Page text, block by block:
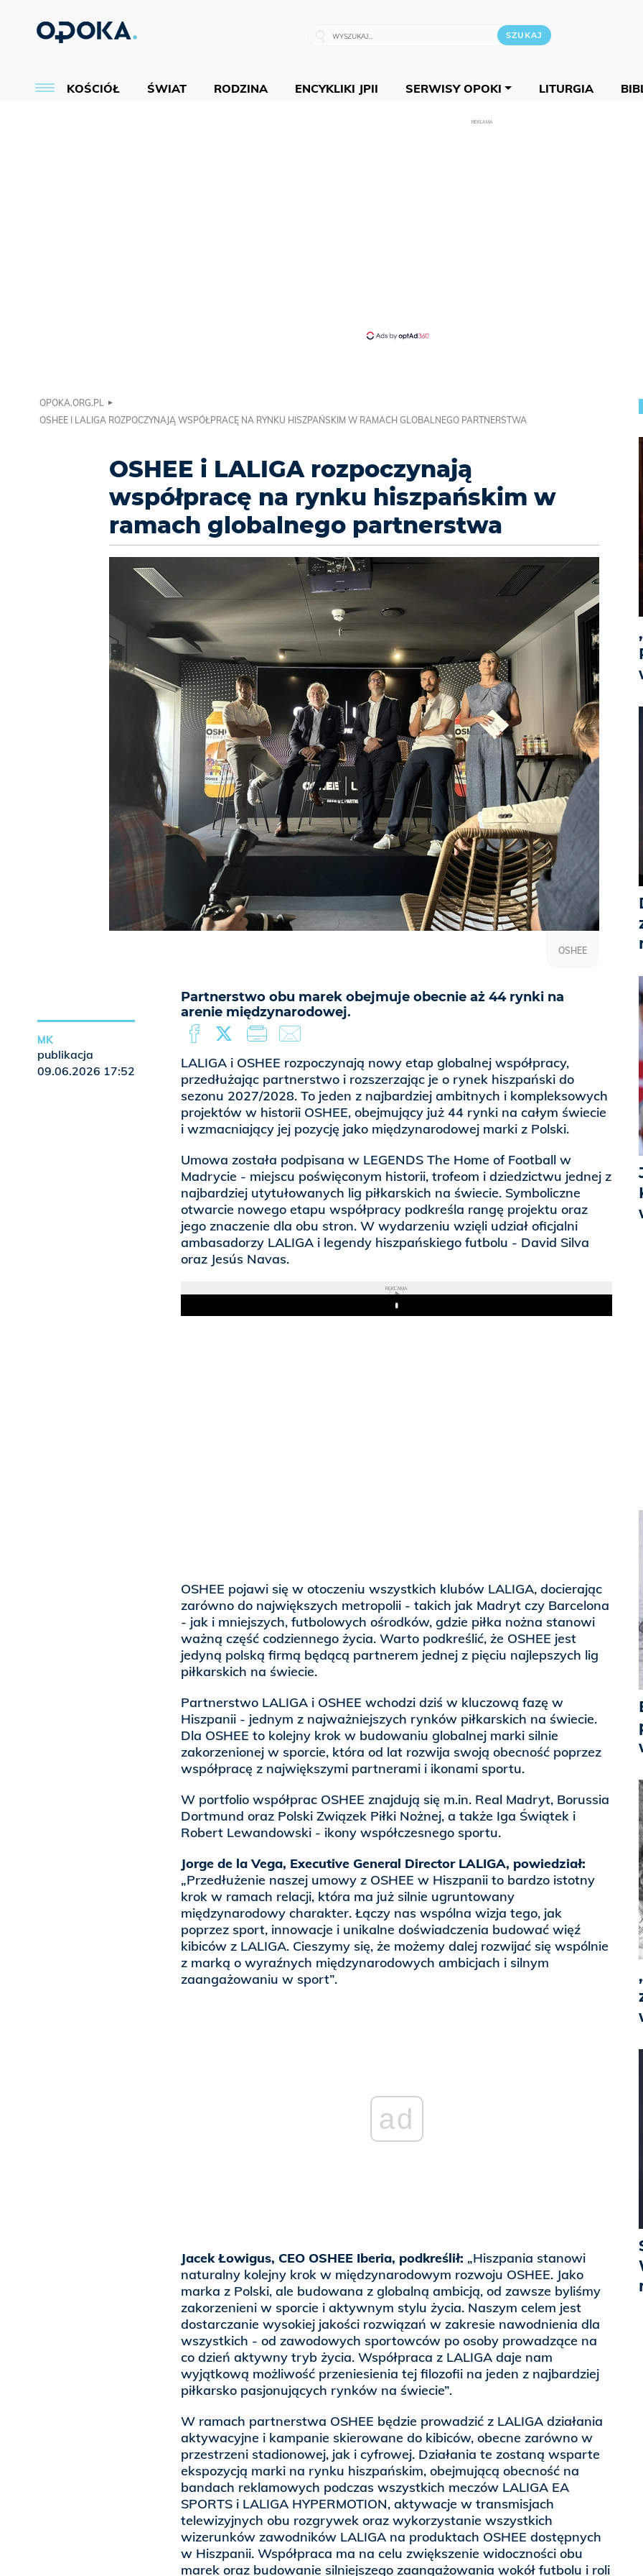
KOŚCIÓŁ ŚWIAT RODZINA ENCYKLIKI JPII SERWISY OPOKI LITURGIA
REKLAMA
OPOKA.ORG.PL
OSHEE I LALIGA ROZPOCZYNAJĄ WSPÓŁPRACĘ NA RYNKU HISZPAŃSKIM W RAMACH GLOBALNEGO PARTNERSTWA
OSHEE i LALIGA rozpoczynają
współpracę na rynku hiszpańskim w
ramach globalnego partnerstwa
Partnerstwo obu marek obejmuje obecnie aż 44 rynki na
arenie międzynarodowej.
OSHEE
LALIGA i OSHEE rozpoczynają nowy etap globalnej współpracy,
przedłużając partnerstwo i rozszerzając je o rynek hiszpański do
sezonu 2027/2028. To jeden z najbardziej ambitnych i kompleksowych
projektów w historii OSHEE, obejmujący już 44 rynki na całym świecie
i wzmacniający jej pozycję jako międzynarodowej marki z Polski.
Umowa została podpisana w LEGENDS The Home of Football w
Madrycie - miejscu poświęconym historii, trofeom i dziedzictwu jednej z
najbardziej utytułowanych lig piłkarskich na świecie. Symboliczne
otwarcie nowego etapu współpracy podkreśla rangę projektu oraz
jego znaczenie dla obu stron. W wydarzeniu wzięli udział oficjalni
ambasadorzy LALIGA i legendy hiszpańskiego futbolu - David Silva
oraz Jesús Navas.
REKLAMA
Play
OSHEE pojawi się w otoczeniu wszystkich klubów LALIGA, docierając
zarówno do największych metropolii - takich jak Madryt czy Barcelona
- jak i mniejszych, futbolowych ośrodków, gdzie piłka nożna stanowi
ważną część codziennego życia. Warto podkreślić, że OSHEE jest
jedyną polską firmą będącą partnerem jednej z pięciu najlepszych lig
piłkarskich na świecie.
Partnerstwo LALIGA i OSHEE wchodzi dziś w kluczową fazę w
Hiszpanii - jednym z najważniejszych rynków piłkarskich na świecie.
Dla OSHEE to kolejny krok w budowaniu globalnej marki silnie
zakorzenionej w sporcie, która od lat rozwija swoją obecność poprzez
współpracę z największymi partnerami i ikonami sportu.
W portfolio współprac OSHEE znajdują się m.in. Real Madryt, Borussia
Dortmund oraz Polski Związek Piłki Nożnej, a także Iga Świątek i
Robert Lewandowski - ikony współczesnego sportu.
Jorge de la Vega, Executive General Director LALIGA, powiedział:
„Przedłużenie naszej umowy z OSHEE w Hiszpanii to bardzo istotny
krok w ramach relacji, która ma już silnie ugruntowany
międzynarodowy charakter. Łączy nas wspólna wizja tego, jak
poprzez sport, innowacje i unikalne doświadczenia budować więź
kibiców z LALIGA. Cieszymy się, że możemy dalej rozwijać się wspólnie
z marką o wyraźnych międzynarodowych ambicjach i silnym
zaangażowaniu w sport”.
ad
Jacek Łowigus, CEO OSHEE Iberia, podkreślił: „Hiszpania stanowi
naturalny kolejny krok w międzynarodowym rozwoju OSHEE. Jako
marka z Polski, ale budowana z globalną ambicją, od zawsze byliśmy
zakorzenieni w sporcie i aktywnym stylu życia. Naszym celem jest
dostarczanie wysokiej jakości rozwiązań w zakresie nawodnienia dla
wszystkich - od zawodowych sportowców po osoby prowadzące na
co dzień aktywny tryb życia. Współpraca z LALIGA daje nam
wyjątkową możliwość przeniesienia tej filozofii na jeden z najbardziej
piłkarsko pasjonujących rynków na świecie”.
W ramach partnerstwa OSHEE będzie prowadzić z LALIGA działania
aktywacyjne i kampanie skierowane do kibiców, obecne zarówno w
przestrzeni stadionowej, jak i cyfrowej. Działania te zostaną wsparte
ekspozycją marki na rynku hiszpańskim, obejmującą obecność na
bandach reklamowych podczas wszystkich meczów LALIGA EA
SPORTS i LALIGA HYPERMOTION, aktywacje w transmisjach
telewizyjnych obu rozgrywek oraz wykorzystanie wszystkich
wizerunków zawodników LALIGA na produktach OSHEE dostępnych
w Hiszpanii. Współpraca ma na celu zwiększenie widoczności obu
marek oraz budowanie silniejszego zaangażowania wokół futbolu i roli
MK
publikacja
09.06.2026 17:52